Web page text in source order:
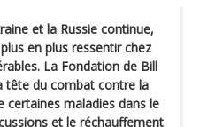
et la Russie continue,
en plus ressentir chez
La Fondation de Bill
tête du combat contre la
certaines maladies dans le
et le réchauffement